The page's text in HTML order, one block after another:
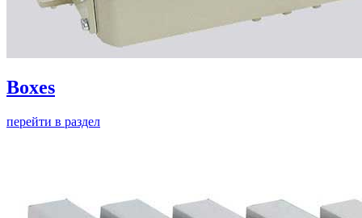
Boxes
перейти в раздел